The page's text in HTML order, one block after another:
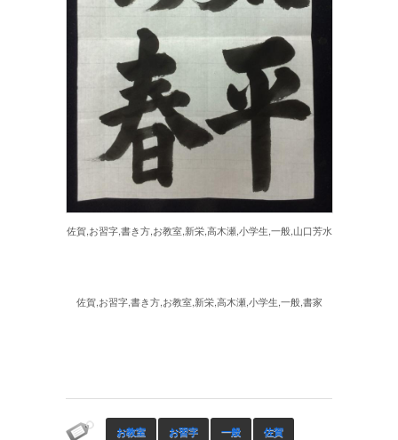
佐賀,お習字,書き方,お教室,新栄,高木瀬,小学生,一般,山口芳水
佐賀,お習字,書き方,お教室,新栄,高木瀬,小学生,一般,書家
お教室 お習字 一般 佐賀